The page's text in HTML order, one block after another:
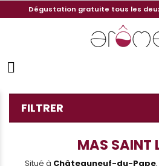
Dégustation gratuite tous les
FILTRER
MAS SAINT
Situé à Châteauneuf-du-Pape